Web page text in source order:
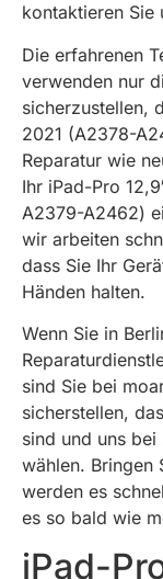
kontaktieren Sie
Die erfahrenen
verwenden nur
sicherzustellen,
2021 (A2378-
Reparatur wie
Ihr iPad-Pro
A2379-A2462)
wir arbeiten
dass Sie Ihr
Händen halten.
Wenn Sie in
sind Sie bei
sicherstellen,
sind und uns
wählen. Bringen
werden es
es so bald wie
iPad-